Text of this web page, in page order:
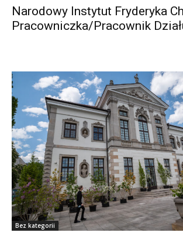
Narodowy Instytut Fryderyka
Pracowniczka/Pracownik
Bez kategorii